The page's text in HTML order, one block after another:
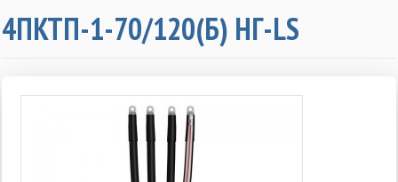
4ПКТП-1-70/120(Б) НГ-LS